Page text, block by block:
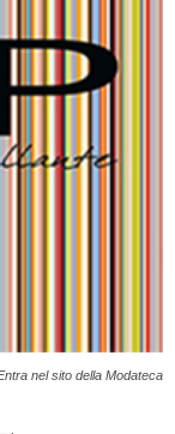
nel sito della Modateca